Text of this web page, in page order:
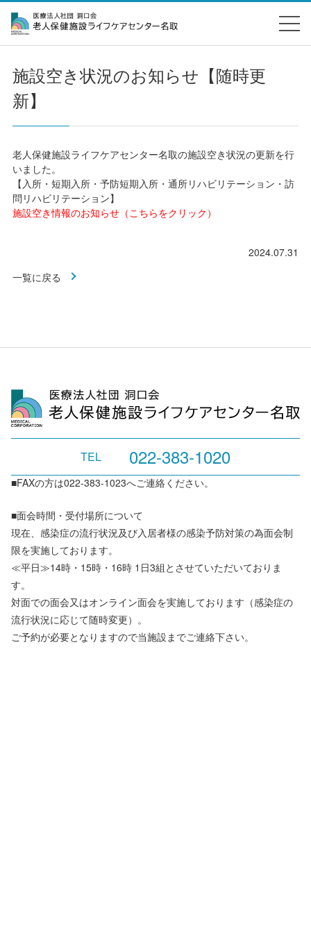
施設空き状況のお知らせ【随時更
新】
老人保健施設ライフケアセンター名取の施設空き状況の更新を行
いました。
【入所・短期入所・予防短期入所・通所リハビリテーション・訪
問リハビリテーション】
施設空き情報のお知らせ（こちらをクリック）
2024.07.31
一覧に戻る
TEL 022-383-1020
■FAXの方は022-383-1023へご連絡ください。
■面会時間・受付場所について
現在、感染症の流行状況及び入居者様の感染予防対策の為面会制
限を実施しております。
≪平日≫14時・15時・16時 1日3組とさせていただいておりま
す。
対面での面会又はオンライン面会を実施しております（感染症の
流行状況に応じて随時変更）。
ご予約が必要となりますので当施設までご連絡下さい。